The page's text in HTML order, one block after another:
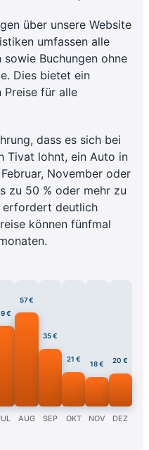
über unsere Website
umfassen alle
Buchungen ohne
Dies bietet ein
Preise für alle
dass es sich bei
Tivat lohnt, ein Auto in
November oder
zu 50 % oder mehr zu
erfordert deutlich
können fünfmal
€
57 €
AUG
35 €
SEP
21 €
OKT
18 €
NOV
20 €
DEZ